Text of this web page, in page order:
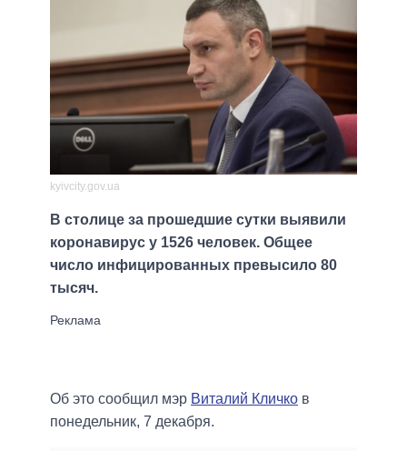
kyivcity.gov.ua
В столице за прошедшие сутки выявили
коронавирус у 1526 человек. Общее
число инфицированных превысило 80
тысяч.
Об это сообщил мэр Виталий Кличко в
понедельник, 7 декабря.